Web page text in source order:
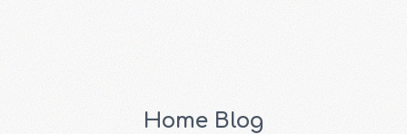
Home Blog